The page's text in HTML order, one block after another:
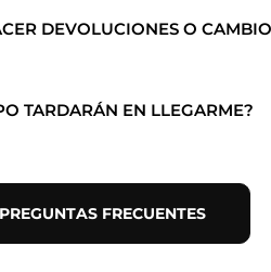
DEVOLUCIONES O
TARDARÁN EN LLEGARME?
FRECUENTES